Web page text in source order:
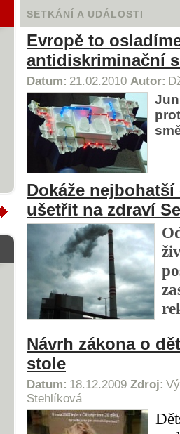
SETKÁNÍ A UDÁLOSTI
Evropě to
antidiskriminační
Datum: 21.02.2010 Autor:
Dokáže
ušetřit na zdraví
Návrh zákona o
stole
Datum: 18.12.2009 Zdroj:
Stehlíková